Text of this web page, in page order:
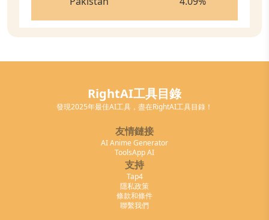
RightAI工具目錄
發現2025年最佳AI工具，盡在RightAI工具目錄！
友情鏈接
AI Anime Generator
ToolsApp AI
支持
Tap4
隱私政策
條款和條件
聯繫我們